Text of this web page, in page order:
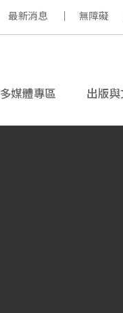
最新消息 無障礙
多媒體專區 出版與